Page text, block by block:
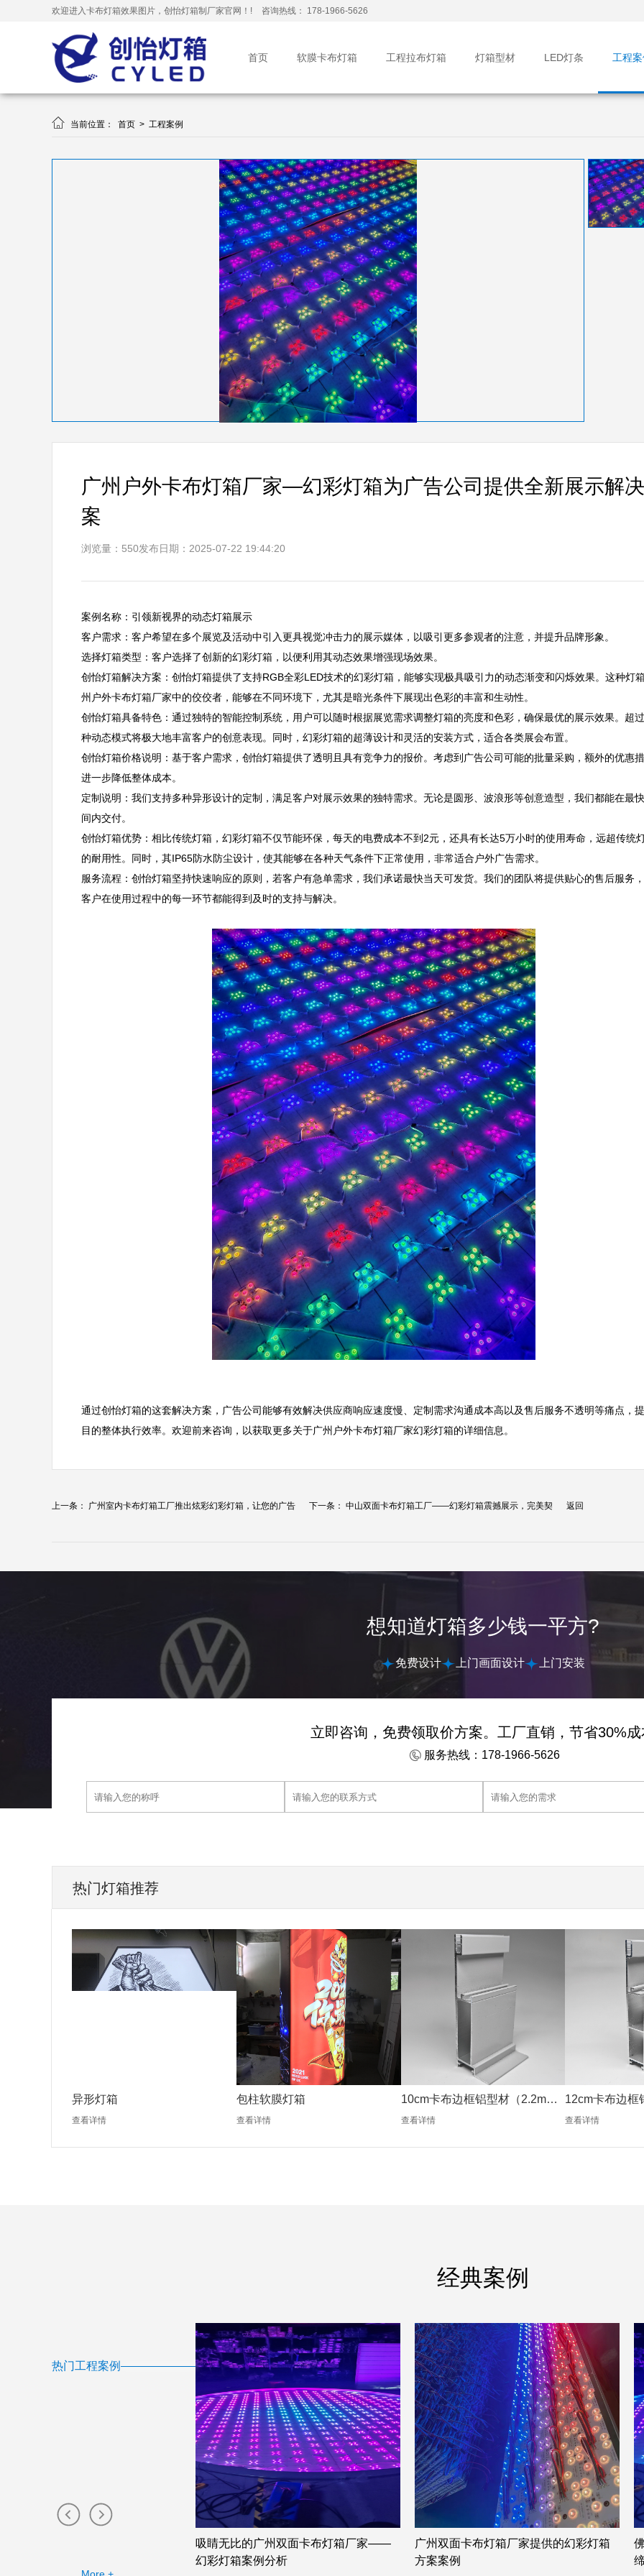
欢迎进入卡布灯箱效果图片，创怡灯箱制厂家官网！! 咨询热线： 178-1966-5626
首页 软膜卡布灯箱 工程拉布灯箱 灯箱型材 LED灯条 工程
 当前位置： 首页 > 工程案例
广州户外卡布灯箱厂家—幻彩灯箱为广告公司提供全新展示解
案
浏览量：550发布日期：2025-07-22 19:44:20
案例名称：引领新视界的动态灯箱展示
客户需求：客户希望在多个展览及活动中引入更具视觉冲击力的展示媒体，以吸引更多参观者的注意，并提升品牌形象。
选择灯箱类型：客户选择了创新的幻彩灯箱，以便利用其动态效果增强现场效果。
创怡灯箱解决方案：创怡灯箱提供了支持RGB全彩LED技术的幻彩灯箱，能够实现极具吸引力的动态渐变和闪烁效果。这种灯
州户外卡布灯箱厂家中的佼佼者，能够在不同环境下，尤其是暗光条件下展现出色彩的丰富和生动性。
创怡灯箱具备特色：通过独特的智能控制系统，用户可以随时根据展览需求调整灯箱的亮度和色彩，确保最优的展示效果。超
种动态模式将极大地丰富客户的创意表现。同时，幻彩灯箱的超薄设计和灵活的安装方式，适合各类展会布置。
创怡灯箱价格说明：基于客户需求，创怡灯箱提供了透明且具有竞争力的报价。考虑到广告公司可能的批量采购，额外的优惠
进一步降低整体成本。
定制说明：我们支持多种异形设计的定制，满足客户对展示效果的独特需求。无论是圆形、波浪形等创意造型，我们都能在最
间内交付。
创怡灯箱优势：相比传统灯箱，幻彩灯箱不仅节能环保，每天的电费成本不到2元，还具有长达5万小时的使用寿命，远超传统
的耐用性。同时，其IP65防水防尘设计，使其能够在各种天气条件下正常使用，非常适合户外广告需求。
服务流程：创怡灯箱坚持快速响应的原则，若客户有急单需求，我们承诺最快当天可发货。我们的团队将提供贴心的售后服务
客户在使用过程中的每一环节都能得到及时的支持与解决。
通过创怡灯箱的这套解决方案，广告公司能够有效解决供应商响应速度慢、定制需求沟通成本高以及售后服务不透明等痛点，
目的整体执行效率。欢迎前来咨询，以获取更多关于广州户外卡布灯箱厂家幻彩灯箱的详细信息。
上一条： 广州室内卡布灯箱工厂推出炫彩幻彩灯箱，让您的广告
下一条： 中山双面卡布灯箱工厂——幻彩灯箱震撼展示，完美契
返回
想知道灯箱多少钱一平方?
免费设计 上门画面设计 上门安装
立即咨询，免费领取价方案。工厂直销，节省30%成
服务热线：178-1966-5626
热门灯箱推荐
异形灯箱
查看详情
包柱软膜灯箱
查看详情
10cm卡布边框铝型材（2.2mm
银色）
查看详情
12cm卡布边框
银色）
查看详情
经典案例
热门工程案例
吸睛无比的广州双面卡布灯箱厂家——
幻彩灯箱案例分析
广州双面卡布灯箱厂家提供的幻彩灯箱
方案案例